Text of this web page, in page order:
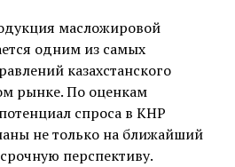
масложировой
одним из самых
казахстанского
рынке. По оценкам
спроса в КНР
не только на ближайший
перспективу.